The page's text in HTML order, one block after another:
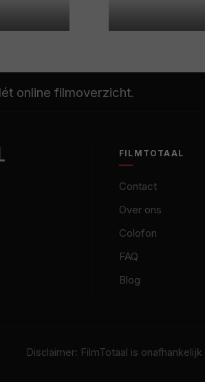
online filmoverzicht.
FILMTOTAAL
Contact
Over ons
Colofon
FAQ
Blog
Disclaimer: FilmTotaal is